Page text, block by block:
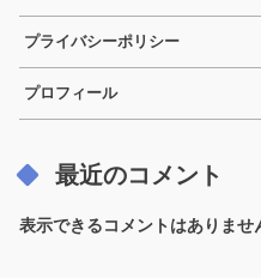
プライバシーポリシー
プロフィール
最近のコメント
表示できるコメントはありませ